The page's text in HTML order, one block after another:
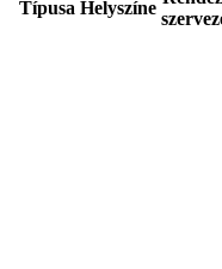
Típusa Helyszíne